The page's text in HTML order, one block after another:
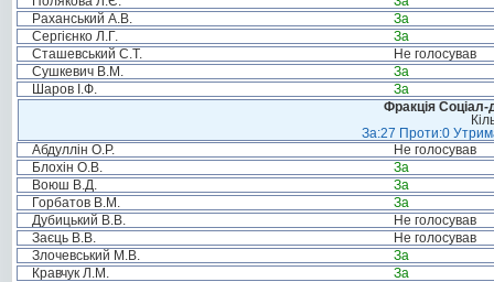
Раханський А.В.
За
Сергієнко Л.Г.
За
Сташевський С.Т.
Не голосував
Сушкевич В.М.
За
Шаров І.Ф.
За
Фракція Соціал-
За:27 Проти:0
Абдуллін О.Р.
Не голосував
Блохін О.В.
За
Воюш В.Д.
За
Горбатов В.М.
За
Дубицький В.В.
Не голосував
Заєць В.В.
Не голосував
Злочевський М.В.
За
Кравчук Л.М.
За